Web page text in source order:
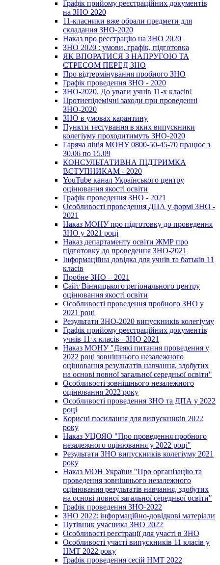
Графік прийому реєстраційних документів
на ЗНО 2020
11-класники вже обрали предмети для
складання ЗНО-2020
Наказ про реєстрацію на ЗНО 2020
ЗНО 2020 : умови, графік, підготовка
ЯК ВПОРАТИСЯ З НАПРУГОЮ ТА
СТРЕСОМ ПЕРЕД ЗНО
Про відтермінування пробного ЗНО
Графік проведення ЗНО - 2020
ЗНО-2020. До уваги учнів 11-х класів!
Протиепідемічні заходи при проведенні
ЗНО-2020
ЗНО в умовах карантину
Пункти тестування в яких випускники
колегіуму проходитимуть ЗНО-2020
Гаряча лінія МОНУ 0800-50-45-70 працює з
30.06 по 15.09
КОНСУЛЬТАТИВНА ПІДТРИМКА
ВСТУПНИКАМ - 2020
YouTube канал Українського центру
оцінювання якості освіти
Графік проведення ЗНО - 2021
Особливості проведення ДПА у формі ЗНО -
2021
Наказ МОНУ про підготовку до проведення
ЗНО у 2021 році
Наказ департаменту освіти ЖМР про
підготовку до проведення ЗНО-2021
Інформаційна довідка для учнів та батьків 11
класів
Пробне ЗНО – 2021
Сайт Вінницького регіонального центру
оцінювання якості освіти
Особливості проведення пробного ЗНО у
2021 році
Результати ЗНО-2020 випускників колегіуму
Графік прийому реєстраційних документів
учнів 11-х класів - ЗНО 2021
Наказ МОНУ "Деякі питання проведення у
2022 році зовнішнього незалежного
оцінювання результатів навчання, здобутих
на основі повної загальної середньої освіти"
Особливості зовнішнього незалежного
оцінювання 2022 року
Особливості проведення ЗНО та ДПА у 2022
році
Корисні посилання для випускників 2022
року
Наказ УЦОЯО "Про проведення пробного
незалежного оцінювання у 2022 році"
Результати ЗНО випускників колегіуму 2021
року
Наказ МОН України "Про організацію та
проведення зовнішнього незалежного
оцінювання результатів навчання, здобутих
на основі повної загальної середньої освіти"
Графік проведення ЗНО-2022
ЗНО 2022: інформаційно-довідкові матеріали
Путівник учасника ЗНО 2022
Особливості реєстрації для участі в ЗНО
Особливості участі випускників 11 класів у
НМТ 2022 року
Графік проведення сесій НМТ 2022